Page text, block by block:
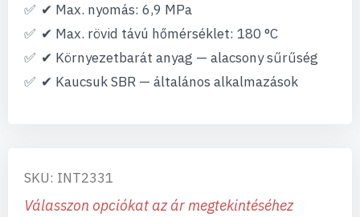
✔ Max. nyomás: 6,9 MPa
✔ Max. rövid távú hőmérséklet: 180 °C
✔ Környezetbarát anyag — alacsony sűrűség
✔ Kaucsuk SBR — általános alkalmazások
SKU: INT2331
Válasszon opciókat az ár megtekintéséhez